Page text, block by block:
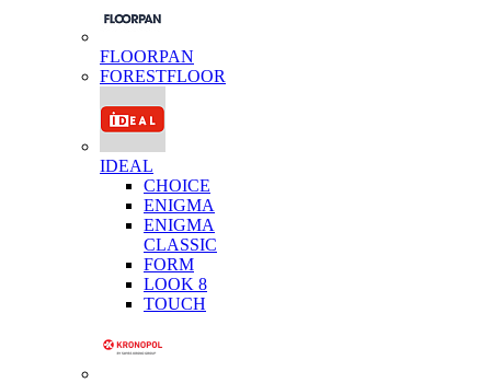
FLOORPAN
FORESTFLOOR
IDEAL
CHOICE
ENIGMA
ENIGMA
CLASSIC
FORM
LOOK 8
TOUCH